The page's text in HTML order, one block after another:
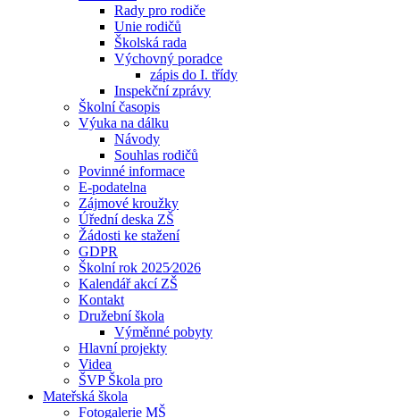
Rady pro rodiče
Unie rodičů
Školská rada
Výchovný poradce
zápis do I. třídy
Inspekční zprávy
Školní časopis
Výuka na dálku
Návody
Souhlas rodičů
Povinné informace
E-podatelna
Zájmové kroužky
Úřední deska ZŠ
Žádosti ke stažení
GDPR
Školní rok 2025⁄2026
Kalendář akcí ZŠ
Kontakt
Družební škola
Výměnné pobyty
Hlavní projekty
Videa
ŠVP Škola pro
Mateřská škola
Fotogalerie MŠ